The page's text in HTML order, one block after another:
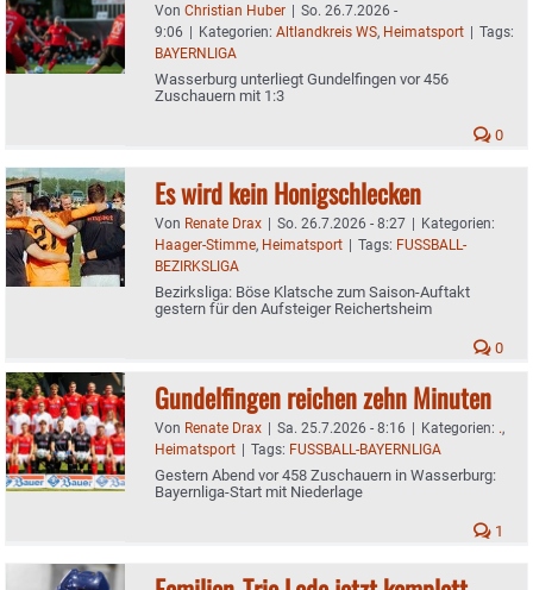
Von Christian Huber | So. 26.7.2026 -
9:06 | Kategorien: Altlandkreis WS, Heimatsport | Tags:
BAYERNLIGA
Wasserburg unterliegt Gundelfingen vor 456
Zuschauern mit 1:3
0
Es wird kein Honigschlecken
Von Renate Drax | So. 26.7.2026 - 8:27 | Kategorien:
Haager-Stimme, Heimatsport | Tags: FUSSBALL-
BEZIRKSLIGA
Bezirksliga: Böse Klatsche zum Saison-Auftakt
gestern für den Aufsteiger Reichertsheim
0
Gundelfingen reichen zehn Minuten
Von Renate Drax | Sa. 25.7.2026 - 8:16 | Kategorien: .,
Heimatsport | Tags: FUSSBALL-BAYERNLIGA
Gestern Abend vor 458 Zuschauern in Wasserburg:
Bayernliga-Start mit Niederlage
1